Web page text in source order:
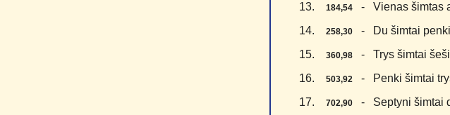
13.
184,54
- Vienas šimtas
14.
258,30
- Du šimtai
15.
360,98
- Trys šimtai
16.
503,92
- Penki šimtai
17.
702,90
- Septyni šimtai